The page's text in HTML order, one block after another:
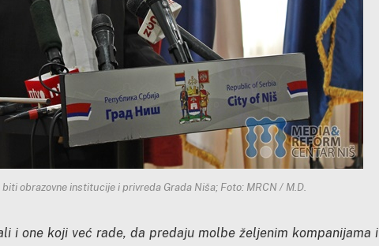
obrazovne institucije i privreda Grada Niša; Foto: MRCN / M.D.
i one koji već rade, da predaju molbe željenim kompanijama i